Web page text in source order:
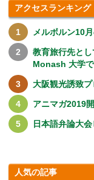
アクセスランキング
メルボルン10
教育旅行先とし
Monash 大学
大阪観光誘致
アニマガ2019
日本語弁論大
人気の記事